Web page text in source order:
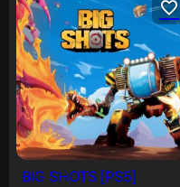
BIG SHOTS [PS5]